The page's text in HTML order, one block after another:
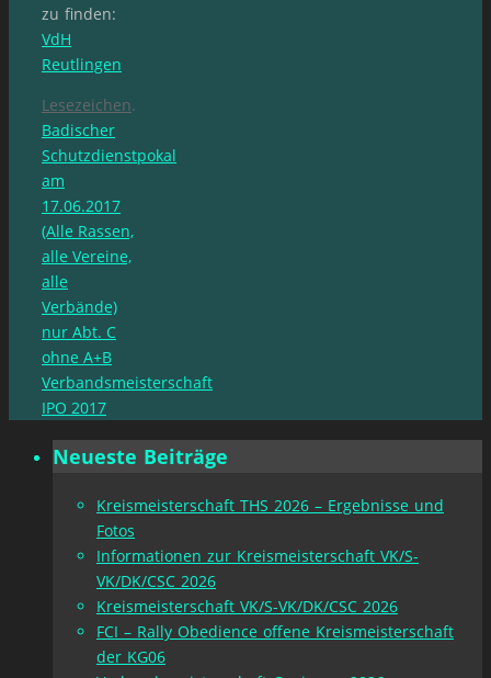
zu finden:
VdH
Reutlingen
Lesezeichen.
Badischer
Schutzdienstpokal
am
17.06.2017
(Alle Rassen,
alle Vereine,
alle
Verbände)
nur Abt. C
ohne A+B
Verbandsmeisterschaft
IPO 2017
Neueste Beiträge
Kreismeisterschaft THS 2026 – Ergebnisse und
Fotos
Informationen zur Kreismeisterschaft VK/S-
VK/DK/CSC 2026
Kreismeisterschaft VK/S-VK/DK/CSC 2026
FCI – Rally Obedience offene Kreismeisterschaft
der KG06